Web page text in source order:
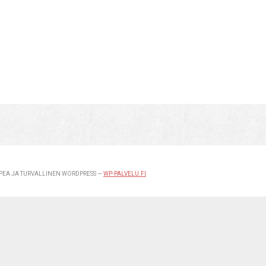
JA TURVALLINEN WORDPRESS — WP-PALVELU.FI